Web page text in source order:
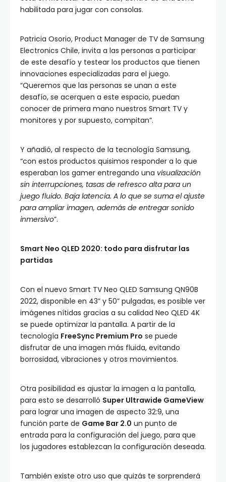
habilitada para jugar con consolas.
Patricia Osorio, Product Manager de TV de Samsung
Electronics Chile, invita a las personas a participar
de este desafío y testear los productos que tienen
innovaciones especializadas para el juego.
“Queremos que las personas se unan a este
desafío, se acerquen a este espacio, puedan
conocer de primera mano nuestros Smart TV y
monitores y por supuesto, compitan”.
Y añadió, al respecto de la tecnología Samsung,
“con estos productos quisimos responder a lo que
esperaban los gamer entregando una visualización
sin interrupciones, tasas de refresco alta para un
juego fluido. Baja latencia. A lo que se suma el ajuste
para ampliar imagen, además de entregar sonido
inmersivo”.
Smart Neo QLED 2020: todo para disfrutar las
partidas
Con el nuevo Smart TV Neo QLED Samsung QN90B
2022, disponible en 43” y 50” pulgadas, es posible ver
imágenes nítidas gracias a su calidad Neo QLED 4K
se puede optimizar la pantalla. A partir de la
tecnología FreeSync Premium Pro se puede
disfrutar de una imagen más fluida, evitando
borrosidad, vibraciones y otros movimientos.
Otra posibilidad es ajustar la imagen a la pantalla,
para esto se desarrolló Super Ultrawide GameView
para lograr una imagen de aspecto 32:9, una
función parte de Game Bar 2.0 un punto de
entrada para la configuración del juego, para que
los jugadores establezcan la configuración deseada.
También existe otro uso que quizás te sorprenderá